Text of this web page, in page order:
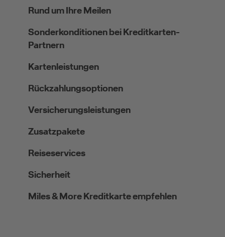
Rund um Ihre Meilen
Sonderkonditionen bei Kreditkarten-
Partnern
Kartenleistungen
Rückzahlungsoptionen
Versicherungsleistungen
Zusatzpakete
Reiseservices
Sicherheit
Miles & More Kreditkarte empfehlen